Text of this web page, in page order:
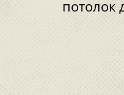
потолок